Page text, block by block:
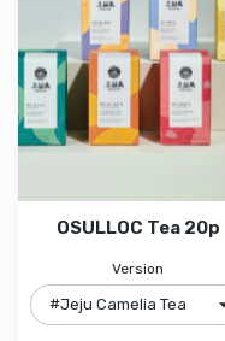
OSULLOC Tea 20p
Version